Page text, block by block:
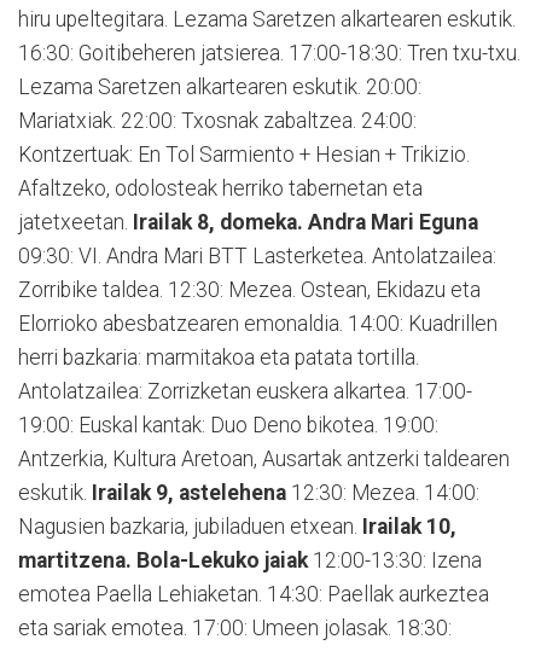
hiru upeltegitara. Lezama Saretzen alkartearen eskutik.
16:30: Goitibeheren jatsierea. 17:00-18:30: Tren txu-txu.
Lezama Saretzen alkartearen eskutik. 20:00:
Mariatxiak. 22:00: Txosnak zabaltzea. 24:00:
Kontzertuak: En Tol Sarmiento + Hesian + Trikizio.
Afaltzeko, odolosteak herriko tabernetan eta
jatetxeetan. Irailak 8, domeka. Andra Mari Eguna
09:30: VI. Andra Mari BTT Lasterketea. Antolatzailea:
Zorribike taldea. 12:30: Mezea. Ostean, Ekidazu eta
Elorrioko abesbatzearen emonaldia. 14:00: Kuadrillen
herri bazkaria: marmitakoa eta patata tortilla.
Antolatzailea: Zorrizketan euskera alkartea. 17:00-
19:00: Euskal kantak: Duo Deno bikotea. 19:00:
Antzerkia, Kultura Aretoan, Ausartak antzerki taldearen
eskutik. Irailak 9, astelehena 12:30: Mezea. 14:00:
Nagusien bazkaria, jubiladuen etxean. Irailak 10,
martitzena. Bola-Lekuko jaiak12:00-13:30: Izena
emotea Paella Lehiaketan. 14:30: Paellak aurkeztea
eta sariak emotea. 17:00: Umeen jolasak. 18:30: